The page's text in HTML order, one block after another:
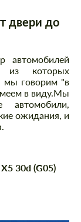
двери до
автомобилей
из которых
мы говорим "в
в виду.Мы
автомобили,
ожидания, и
30d (G05)